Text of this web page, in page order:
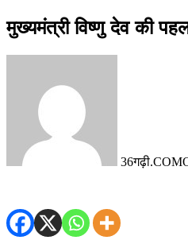
मुख्यमंत्री विष्णु देव की
36गढ़ी.COM